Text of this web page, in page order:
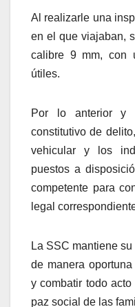
Al realizarle una
en el que viajaban,
calibre 9 mm, con
útiles.
Por lo anterior y
constitutivo de
vehicular y los
puestos a
competente para
legal
La SSC mantiene
de manera
y combatir todo
paz social de las